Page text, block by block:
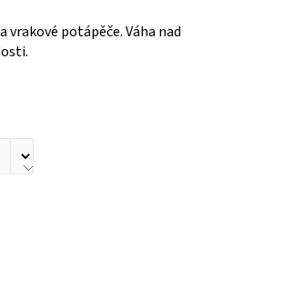
potápěče. Váha nad